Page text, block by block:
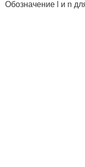
Обозначение l и n